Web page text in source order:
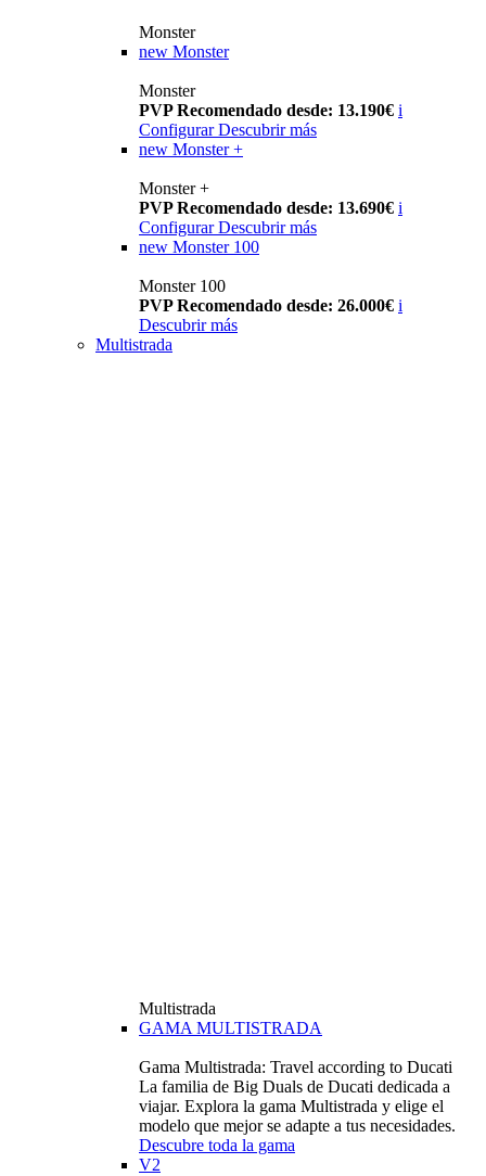
Monster
new Monster
Monster
PVP Recomendado desde: 13.190€ i
Configurar Descubrir más
new Monster +
Monster +
PVP Recomendado desde: 13.690€ i
Configurar Descubrir más
new Monster 100
Monster 100
PVP Recomendado desde: 26.000€ i
Descubrir más
Multistrada
Multistrada
GAMA MULTISTRADA
Gama Multistrada: Travel according to Ducati
La familia de Big Duals de Ducati dedicada a
viajar. Explora la gama Multistrada y elige el
modelo que mejor se adapte a tus necesidades.
Descubre toda la gama
V2